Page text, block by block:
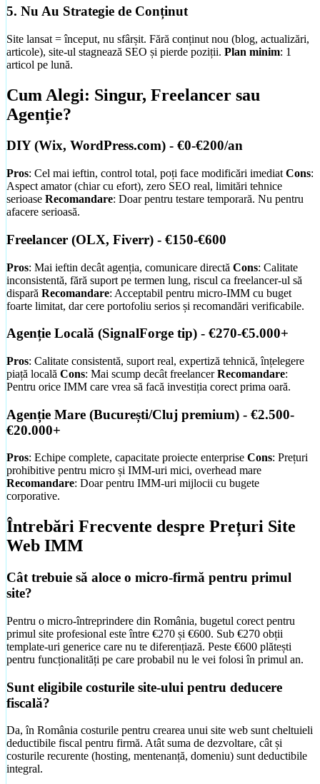
5. Nu Au Strategie de Conținut
Site lansat = început, nu sfârșit. Fără conținut nou (blog, actualizări,
articole), site-ul stagnează SEO și pierde poziții. Plan minim: 1
articol pe lună.
Cum Alegi: Singur, Freelancer sau
Agenție?
DIY (Wix, WordPress.com) - €0-€200/an
Pros: Cel mai ieftin, control total, poți face modificări imediat Cons:
Aspect amator (chiar cu efort), zero SEO real, limitări tehnice
serioase Recomandare: Doar pentru testare temporară. Nu pentru
afacere serioasă.
Freelancer (OLX, Fiverr) - €150-€600
Pros: Mai ieftin decât agenția, comunicare directă Cons: Calitate
inconsistentă, fără suport pe termen lung, riscul ca freelancer-ul să
dispară Recomandare: Acceptabil pentru micro-IMM cu buget
foarte limitat, dar cere portofoliu serios și recomandări verificabile.
Agenție Locală (SignalForge tip) - €270-€5.000+
Pros: Calitate consistentă, suport real, expertiză tehnică, înțelegere
piață locală Cons: Mai scump decât freelancerRecomandare:
Pentru orice IMM care vrea să facă investiția corect prima oară.
Agenție Mare (București/Cluj premium) - €2.500-
€20.000+
Pros: Echipe complete, capacitate proiecte enterprise Cons: Prețuri
prohibitive pentru micro și IMM-uri mici, overhead mare
Recomandare: Doar pentru IMM-uri mijlocii cu bugete
corporative.
Întrebări Frecvente despre Prețuri Site
Web IMM
Cât trebuie să aloce o micro-firmă pentru primul
site?
Pentru o micro-întreprindere din România, bugetul corect pentru
primul site profesional este între €270 și €600. Sub €270 obții
template-uri generice care nu te diferențiază. Peste €600 plătești
pentru funcționalități pe care probabil nu le vei folosi în primul an.
Sunt eligibile costurile site-ului pentru deducere
fiscală?
Da, în România costurile pentru crearea unui site web sunt cheltuieli
deductibile fiscal pentru firmă. Atât suma de dezvoltare, cât și
costurile recurente (hosting, mentenanță, domeniu) sunt deductibile
integral.